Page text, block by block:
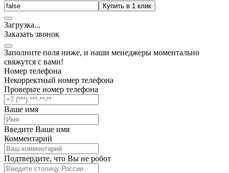
Купить в 1 клик
Загрузка...
Заказать звонок
Заполните поля ниже, и наши менеджеры моментально
свяжутся с вами!
Номер телефона
Некорректный номер телефона
Проверьте номер телефона
Ваше имя
Введите Ваше имя
Комментарий
Подтвердите, что Вы не робот